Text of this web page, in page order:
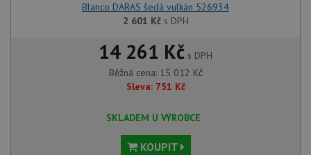
Blanco DARAS šedá vulkán 526934
2 601 Kčs DPH
14 261 Kč s DPH
Běžná cena: 15 012 Kč
Sleva: 751 Kč
SKLADEM U VÝROBCE
KOUPIT